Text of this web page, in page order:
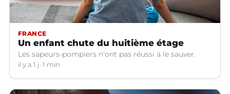
FRANCE
Un enfant chute du huitième étage
Les sapeurs-pompiers n'ont pas réussi à le sauver.
il y a 1 j 1 min